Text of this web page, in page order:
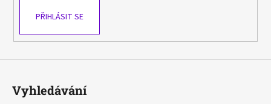
PŘIHLÁSIT SE
Vyhledávání